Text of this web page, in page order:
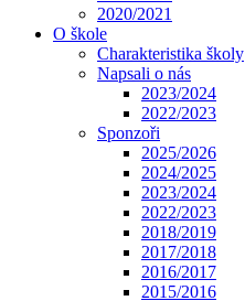
2020/2021
O škole
Charakteristika školy
Napsali o nás
2023/2024
2022/2023
Sponzoři
2025/2026
2024/2025
2023/2024
2022/2023
2018/2019
2017/2018
2016/2017
2015/2016